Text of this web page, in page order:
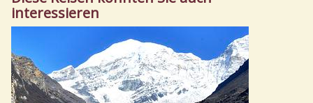
interessieren